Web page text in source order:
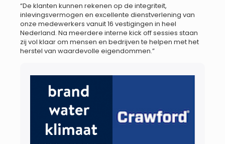
“De klanten kunnen rekenen op de integriteit,
inlevingsvermogen en excellente dienstverlening van
onze medewerkers vanuit 16 vestigingen in heel
Nederland. Na meerdere interne kick off sessies staan
zij vol klaar om mensen en bedrijven te helpen met het
herstel van waardevolle eigendommen.”